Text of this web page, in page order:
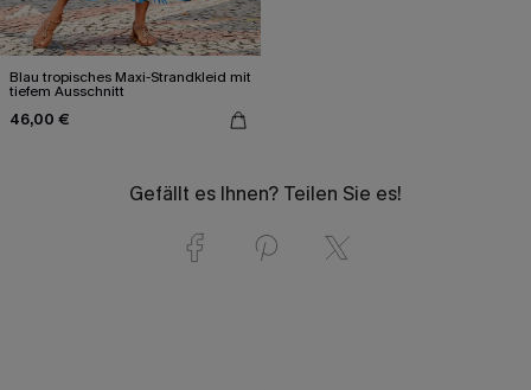
Blau tropisches Maxi-Strandkleid mit
tiefem Ausschnitt
46,00 €
Gefällt es Ihnen? Teilen Sie es!